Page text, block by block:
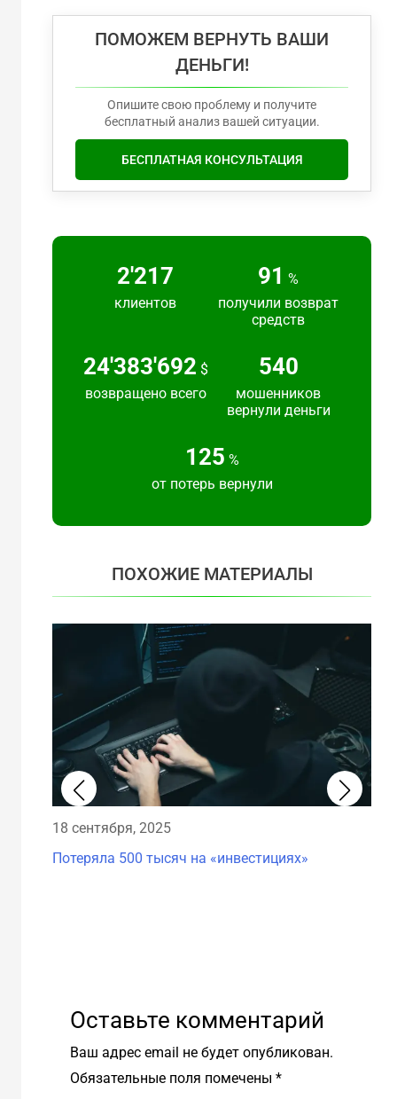
ПОМОЖЕМ ВЕРНУТЬ ВАШИ
ДЕНЬГИ!
Опишите свою проблему и получите
бесплатный анализ вашей ситуации.
БЕСПЛАТНАЯ КОНСУЛЬТАЦИЯ
2'217
клиентов
91 %
получили возврат
средств
24'383'692 $
возвращено всего
540
мошенников
вернули деньги
125 %
от потерь вернули
ПОХОЖИЕ МАТЕРИАЛЫ
18 сентября, 2025
Потеряла 500 тысяч на «инвестициях»
Оставьте комментарий
Ваш адрес email не будет опубликован.
Обязательные поля помечены *